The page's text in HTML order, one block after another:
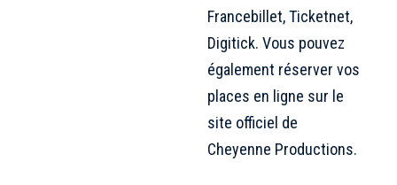
Francebillet, Ticketnet,
Digitick. Vous pouvez
également réserver vos
places en ligne sur le
site officiel de
Cheyenne Productions.